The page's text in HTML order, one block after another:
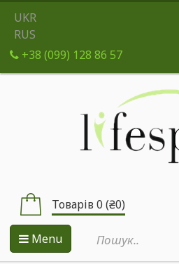
UKR
RUS
+38 (099) 128 86 57
Товарів 0 (₴0)
Menu